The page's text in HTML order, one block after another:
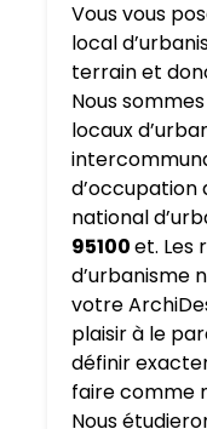
Vous vous
local
terrain et
Nous
locaux
d’occupation
national
95100et. Les
d’urbanisme
votre
plaisir à le
définir
faire comme
Nous